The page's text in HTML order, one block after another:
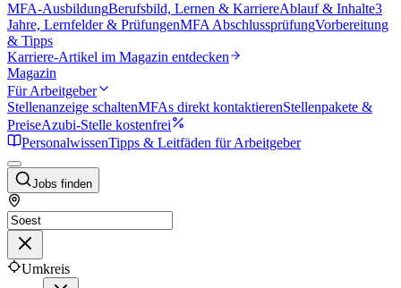
MFA-AusbildungBerufsbild, Lernen & KarriereAblauf & Inhalte3
Jahre, Lernfelder & PrüfungenMFA AbschlussprüfungVorbereitung
& Tipps
Karriere-Artikel im Magazin entdecken
Magazin
Für Arbeitgeber
Stellenanzeige schaltenMFAs direkt kontaktierenStellenpakete &
PreiseAzubi-Stelle kostenfrei
PersonalwissenTipps & Leitfäden für Arbeitgeber
Jobs finden
Umkreis